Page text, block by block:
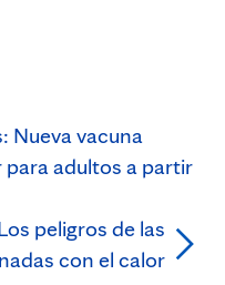
Nueva vacuna
adultos a partir
peligros de las
con el calor